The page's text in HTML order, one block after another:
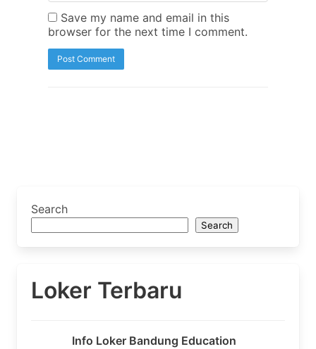
Save my name and email in this
browser for the next time I comment.
Search
Search
Loker Terbaru
Info Loker Bandung Education